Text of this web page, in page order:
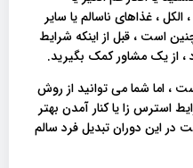
الکل ، غذاهای ناسالم یا سایر
است ، قبل از اینکه شرایط
از یک مشاور کمک بگیرید.
، اما شما می توانید از روش
استرس زا یا کنار آمدن بهتر
در این دوران تبدیل فرد سالم